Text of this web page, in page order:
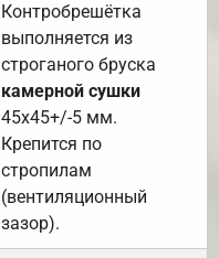
Контробрешётка
выполняется из
строганого бруска
камерной сушки
45х45+/-5 мм.
Крепится по
стропилам
(вентиляционный
зазор).